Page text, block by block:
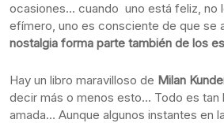
ocasiones… cuando uno está feliz, no
efímero, uno es consciente de que se
nostalgia forma parte también de los
Hay un libro maravilloso de Milan
decir más o menos esto… Todo es tan
amada… Aunque algunos instantes en